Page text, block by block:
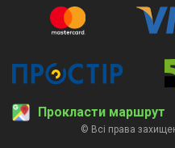
Прокласти маршрут
© Всі права